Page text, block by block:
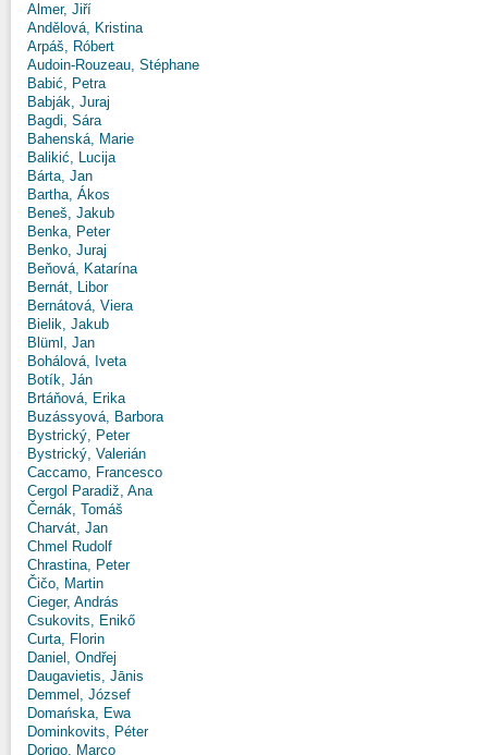
Almer, Jiří
Andělová, Kristina
Arpáš, Róbert
Audoin-Rouzeau, Stéphane
Babić, Petra
Babják, Juraj
Bagdi, Sára
Bahenská, Marie
Balikić, Lucija
Bárta, Jan
Bartha, Ákos
Beneš, Jakub
Benka, Peter
Benko, Juraj
Beňová, Katarína
Bernát, Libor
Bernátová, Viera
Bielik, Jakub
Blüml, Jan
Bohálová, Iveta
Botík, Ján
Brtáňová, Erika
Buzássyová, Barbora
Bystrický, Peter
Bystrický, Valerián
Caccamo, Francesco
Cergol Paradiž, Ana
Černák, Tomáš
Charvát, Jan
Chmel Rudolf
Chrastina, Peter
Čičo, Martin
Cieger, András
Csukovits, Enikő
Curta, Florin
Daniel, Ondřej
Daugavietis, Jānis
Demmel, József
Domańska, Ewa
Dominkovits, Péter
Dorigo, Marco